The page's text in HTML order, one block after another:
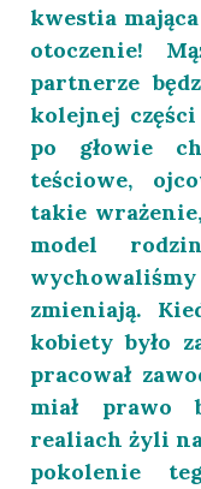
kwestia
otoczenie!
partnerze
kolejnej
po głowie
teściowe,
takie
model
zmieniają.
kobiety było
pracował
miał prawo
realiach żyli
pokolenie